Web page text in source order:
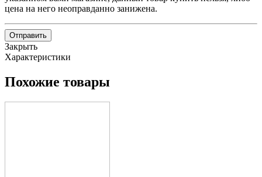
цена на него неоправданно занижена.
Отправить
Закрыть
Характеристики
Похожие товары